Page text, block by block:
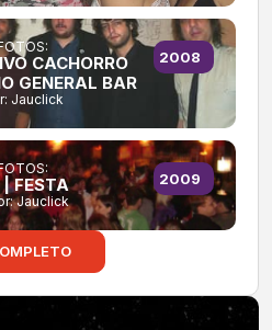
CACHORRO
GENERAL BAR
Jauclick
2008
FESTA
Jauclick
2009